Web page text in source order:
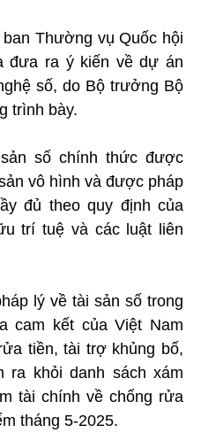
Thường vụ Quốc hội
đưa ra ý kiến về dự án
số, do Bộ trưởng Bộ
trình bày.
số chính thức được
vô hình và được pháp
đủ theo quy định của
trí tuệ và các luật liên
lý về tài sản số trong
cam kết của Việt Nam
tiền, tài trợ khủng bố,
ra khỏi danh sách xám
tài chính về chống rửa
tháng 5-2025.